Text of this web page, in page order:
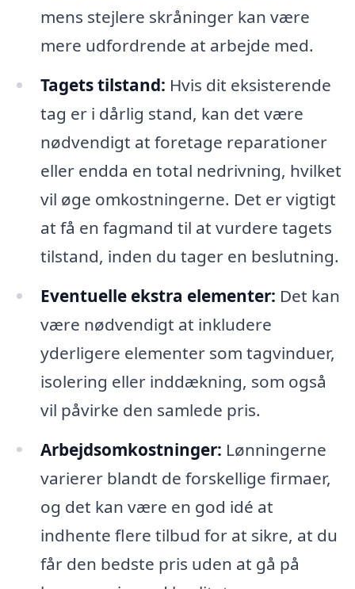
mens stejlere skråninger kan være
mere udfordrende at arbejde med.
Tagets tilstand: Hvis dit eksisterende
tag er i dårlig stand, kan det være
nødvendigt at foretage reparationer
eller endda en total nedrivning, hvilket
vil øge omkostningerne. Det er vigtigt
at få en fagmand til at vurdere tagets
tilstand, inden du tager en beslutning.
Eventuelle ekstra elementer: Det kan
være nødvendigt at inkludere
yderligere elementer som tagvinduer,
isolering eller inddækning, som også
vil påvirke den samlede pris.
Arbejdsomkostninger: Lønningerne
varierer blandt de forskellige firmaer,
og det kan være en god idé at
indhente flere tilbud for at sikre, at du
får den bedste pris uden at gå på